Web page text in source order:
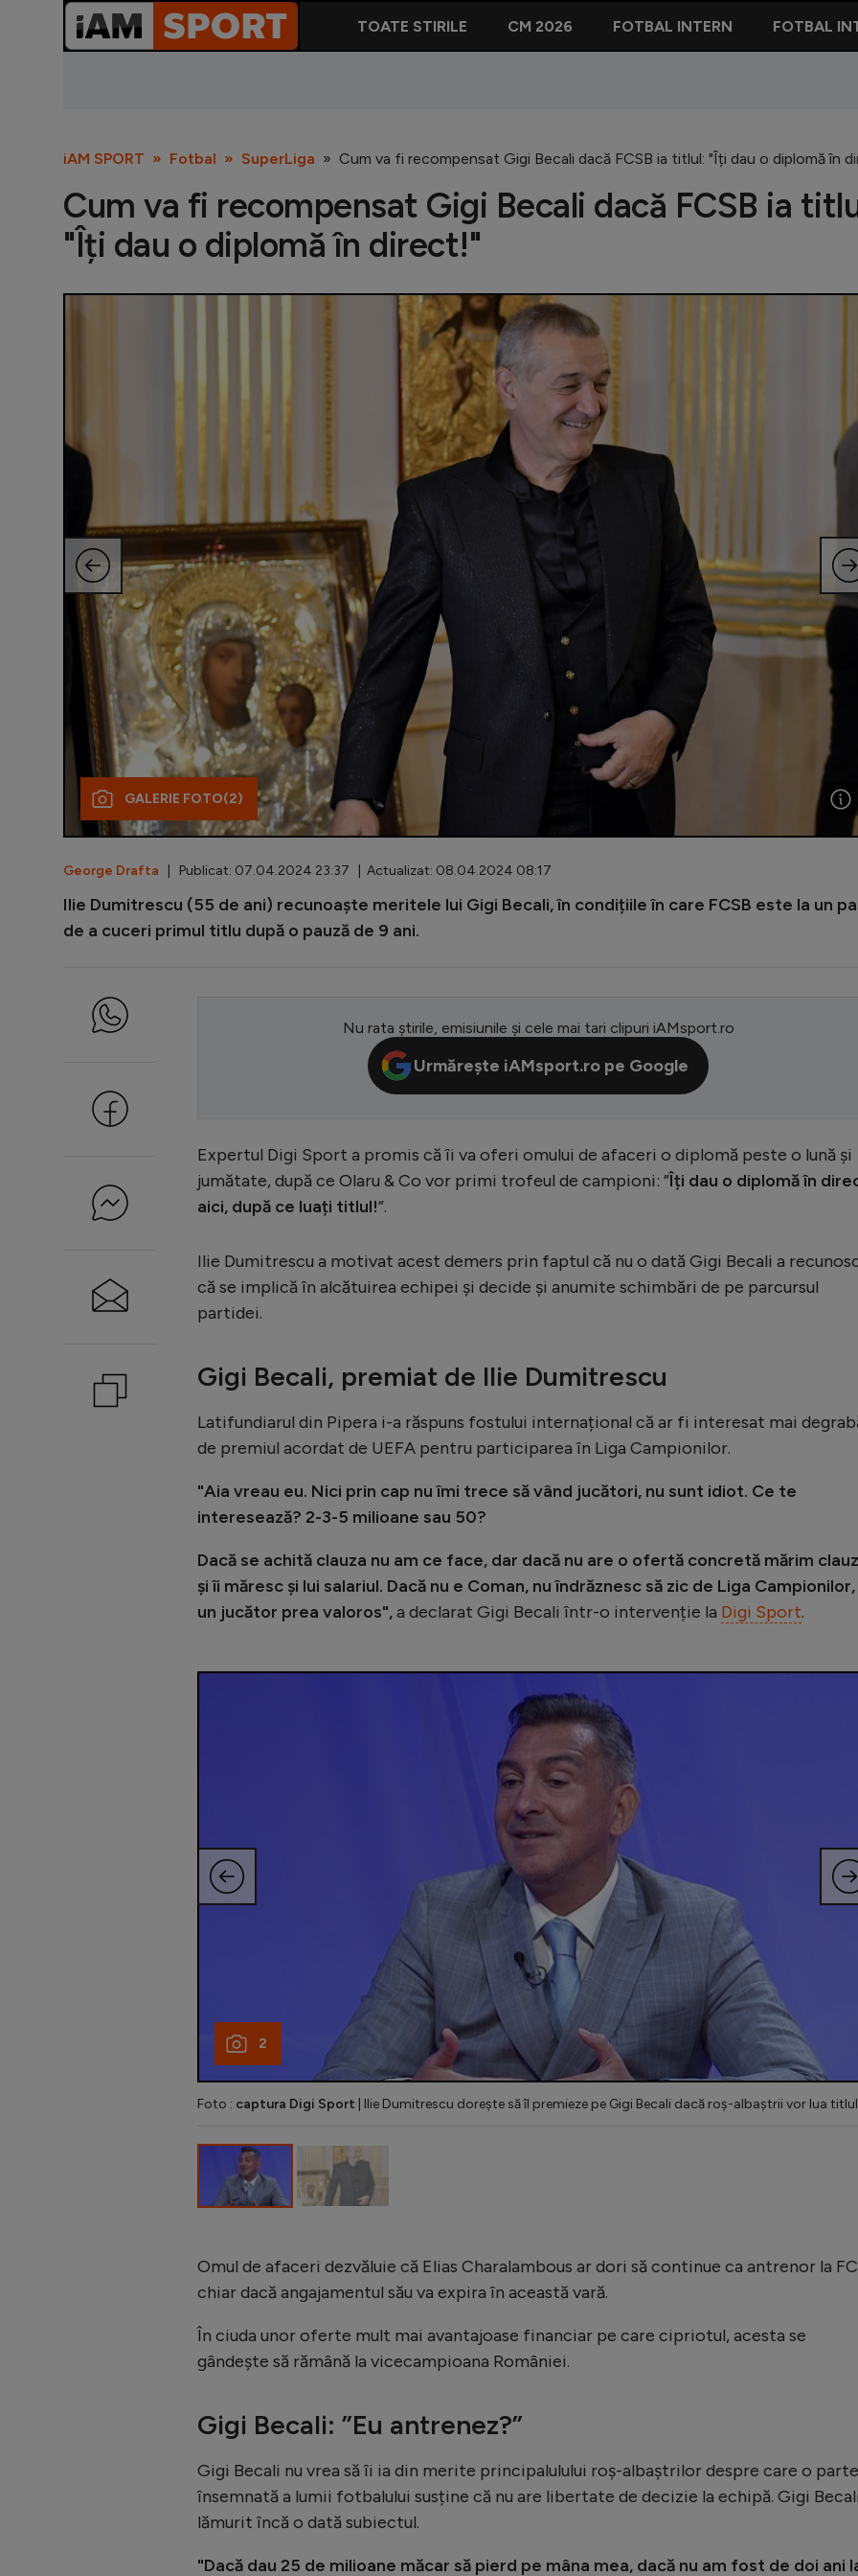
TOATE STIRILE CM 2026 FOTBAL INTERN FOTBAL
iAM SPORT Fotbal SuperLiga Cum va fi recompensat Gigi Becali dacă FCSB ia titlul: "Îți dau o diplomă în
Cum va fi recompensat Gigi Becali dacă FCSB ia
"Îți dau o diplomă în direct!"
GALERIE FOTO(2)
George Drafta | Publicat: 07.04.2024 23:37 | Actualizat: 08.04.2024 08:17
Ilie Dumitrescu (55 de ani) recunoaște meritele lui Gigi Becali, în condițiile în care FCSB este la un
de a cuceri primul titlu după o pauză de 9 ani.
Nu rata știrile, emisiunile și cele mai tari clipuri iAMsport.ro
Urmărește iAMsport.ro pe Google
Expertul Digi Sport a promis că îi va oferi omului de afaceri o diplomă peste o lună și
jumătate, după ce Olaru & Co vor primi trofeul de campioni: ”Îți dau o diplomă în
aici, după ce luați titlul!”.
Ilie Dumitrescu a motivat acest demers prin faptul că nu o dată Gigi Becali a
că se implică în alcătuirea echipei și decide și anumite schimbări de pe parcursul
partidei.
Gigi Becali, premiat de Ilie Dumitrescu
Latifundiarul din Pipera i-a răspuns fostului internațional că ar fi interesat mai
de premiul acordat de UEFA pentru participarea în Liga Campionilor.
"Aia vreau eu. Nici prin cap nu îmi trece să vând jucători, nu sunt idiot. Ce te
interesează? 2-3-5 milioane sau 50?
Dacă se achită clauza nu am ce face, dar dacă nu are o ofertă concretă mărim
și îi măresc și lui salariul. Dacă nu e Coman, nu îndrăznesc să zic de Liga Campionilor,
un jucător prea valoros",a declarat Gigi Becali într-o intervenție la Digi Sport.
2
Foto : captura Digi Sport | Ilie Dumitrescu dorește să îl premieze pe Gigi Becali dacă roș-albaștrii vor lua titlul
Omul de afaceri dezvăluie că Elias Charalambous ar dori să continue ca antrenor la
chiar dacă angajamentul său va expira în această vară.
În ciuda unor oferte mult mai avantajoase financiar pe care cipriotul, acesta se
gândește să rămână la vicecampioana României.
Gigi Becali: ”Eu antrenez?”
Gigi Becali nu vrea să îi ia din merite principalulului roș-albaștrilor despre care o parte
însemnată a lumii fotbalului susține că nu are libertate de decizie la echipă. Gigi
lămurit încă o dată subiectul.
"Dacă dau 25 de milioane măcar să pierd pe mâna mea, dacă nu am fost de doi ani